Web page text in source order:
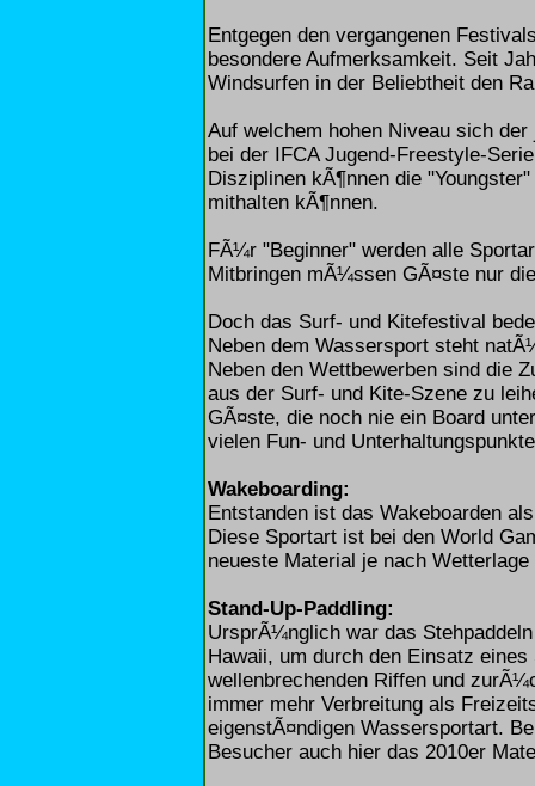
Entgegen den vergangenen
besondere Aufmerksamkeit. Seit
Windsurfen in der Beliebtheit den
Auf welchem hohen Niveau sich
bei der IFCA Jugend-Freestyle-
Disziplinen kÃ¶nnen die
mithalten kÃ¶nnen.
FÃ¼r "Beginner" werden alle
Mitbringen mÃ¼ssen GÃ¤ste nur
Doch das Surf- und Kitefestival
Neben dem Wassersport steht
Neben den Wettbewerben sind die
aus der Surf- und Kite-Szene zu
GÃ¤ste, die noch nie ein Board
vielen Fun- und
Wakeboarding:
Entstanden ist das Wakeboarden
Diese Sportart ist bei den World
neueste Material je nach
Stand-Up-Paddling:
UrsprÃ¼nglich war das
Hawaii, um durch den Einsatz
wellenbrechenden Riffen und
immer mehr Verbreitung als
eigenstÃ¤ndigen Wassersportart.
Besucher auch hier das 2010er